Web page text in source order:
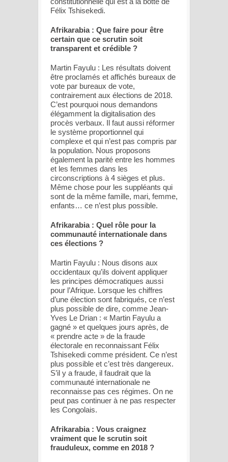
Félix Tshisekedi.
Afrikarabia : Que faire pour être
certain que ce scrutin soit
transparent et crédible ?
Martin Fayulu : Les résultats doivent
être proclamés et affichés bureaux de
vote par bureaux de vote,
contrairement aux élections de 2018.
C’est pourquoi nous demandons
élégamment la digitalisation des
procès verbaux. Il faut aussi réformer
le système proportionnel qui
complexe et qui n’est pas compris par
la population. Nous proposons
également la parité entre les hommes
et les femmes dans les
circonscriptions à 4 sièges et plus.
Même chose pour les suppléants qui
sont de la même famille, mari, femme,
enfants… ce n’est plus possible.
Afrikarabia : Quel rôle pour la
communauté internationale dans
ces élections ?
Martin Fayulu : Nous disons aux
occidentaux qu’ils doivent appliquer
les principes démocratiques aussi
pour l’Afrique. Lorsque les chiffres
d’une élection sont fabriqués, ce n’est
plus possible de dire, comme Jean-
Yves Le Drian : « Martin Fayulu a
gagné » et quelques jours après, de
« prendre acte » de la fraude
électorale en reconnaissant Félix
Tshisekedi comme président. Ce n’est
plus possible et c’est très dangereux.
S’il y a fraude, il faudrait que la
communauté internationale ne
reconnaisse pas ces régimes. On ne
peut pas continuer à ne pas respecter
les Congolais.
Afrikarabia : Vous craignez
vraiment que le scrutin soit
frauduleux, comme en 2018 ?